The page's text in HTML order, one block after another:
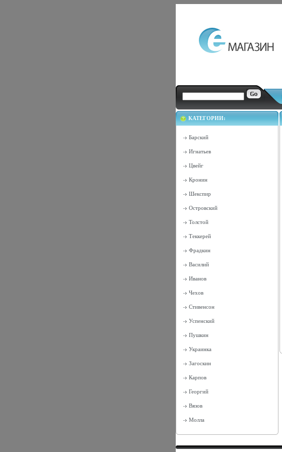
КАТЕГОРИИ:
Барский
Игнатьев
Цвейг
Кронин
Шекспир
Островский
Толстой
Теккерей
Фрадкин
Василий
Иванов
Чехов
Стивенсон
Успенский
Пушкин
Украинка
Загоскин
Карпов
Георгий
Вязов
Молла